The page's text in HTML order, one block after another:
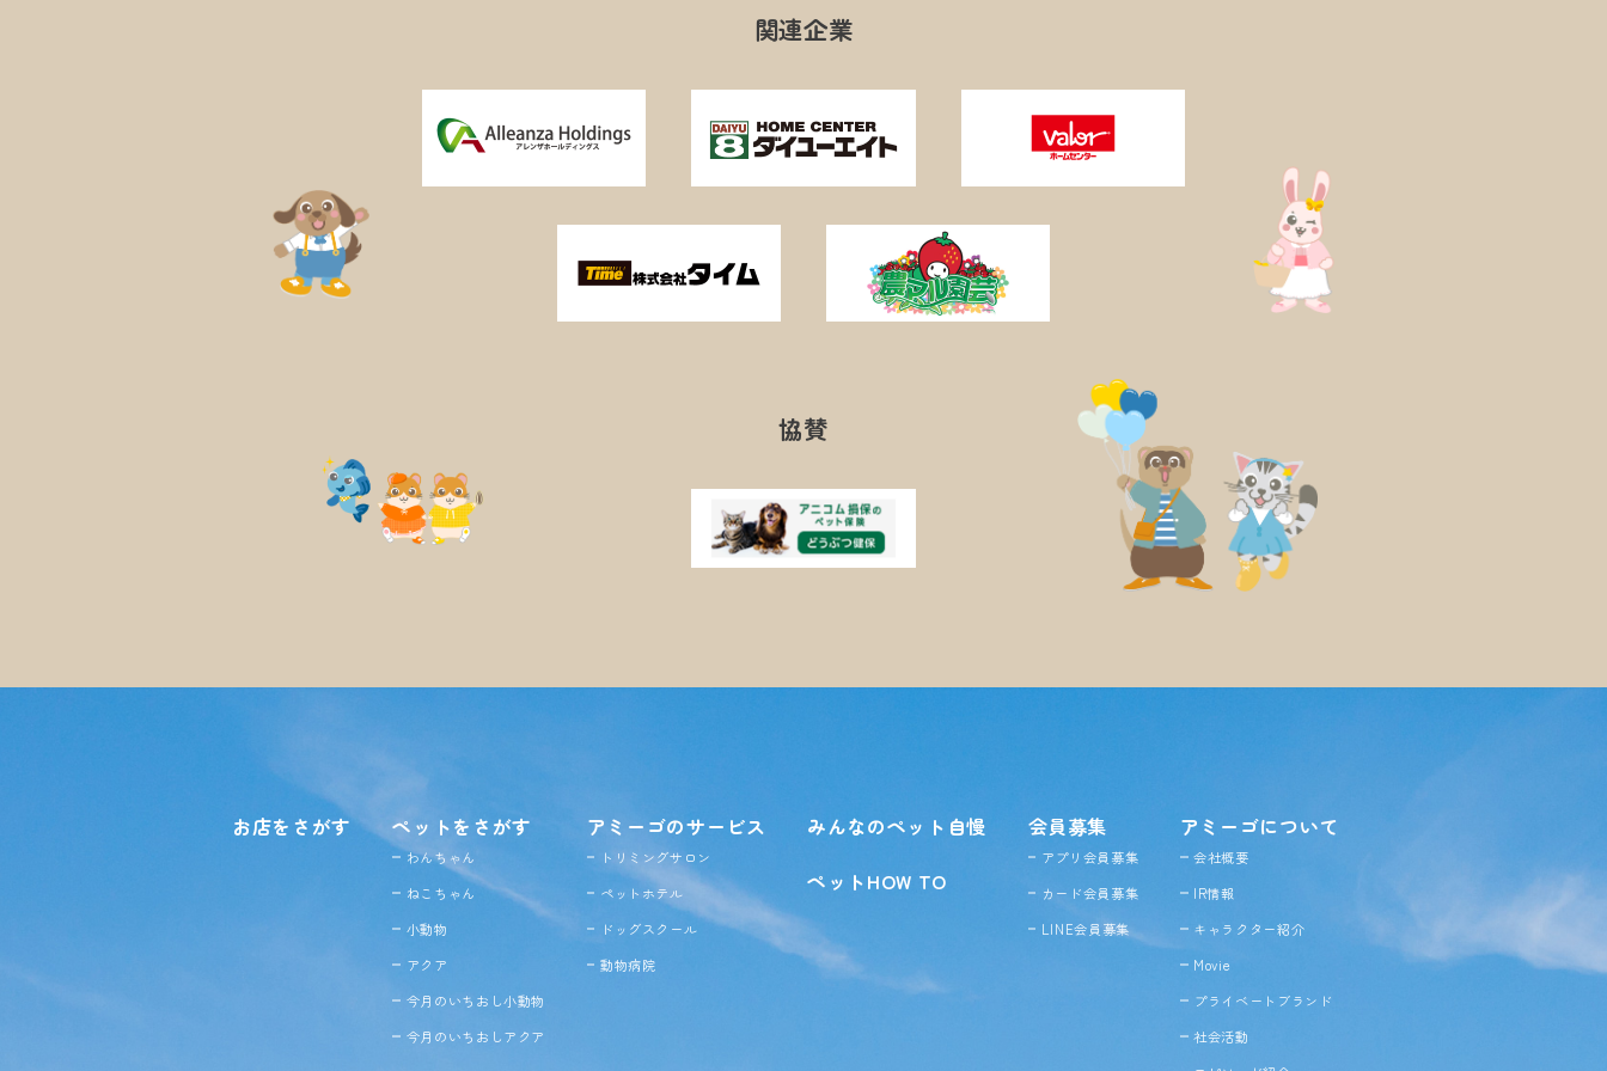
関連企業
協賛
お店をさがす ペットをさがす
わんちゃん
ねこちゃん
小動物
アクア
今月のいちおし小動物
今月のいちおしアクア
アミーゴのサービス
トリミングサロン
ペットホテル
ドッグスクール
動物病院
みんなのペット自慢
ペットHOW TO
会員募集
アプリ会員募集
カード会員募集
LINE会員募集
アミーゴについて
会社概要
IR情報
キャラクター紹介
Movie
プライベートブランド
社会活動